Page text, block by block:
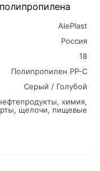
AlePlast
Россия
18
Полипропилен PP-C
Серый / Голубой
химия,
щелочи, пищевые